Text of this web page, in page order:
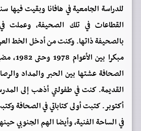
للدراسة الجامعية في هافانا وبقيت
القطاعات في تلك الصحيفة، وعملت
بالصحيفة ذاتها. وكنت من أدخل الخط
مبكرا
الصحافة عشتها بين الحبر والمداد
أكتوبر. كتبت أولى كتاباتي في الصحافة
في الساحة الفنية، وأيضا الهم الجنوبي